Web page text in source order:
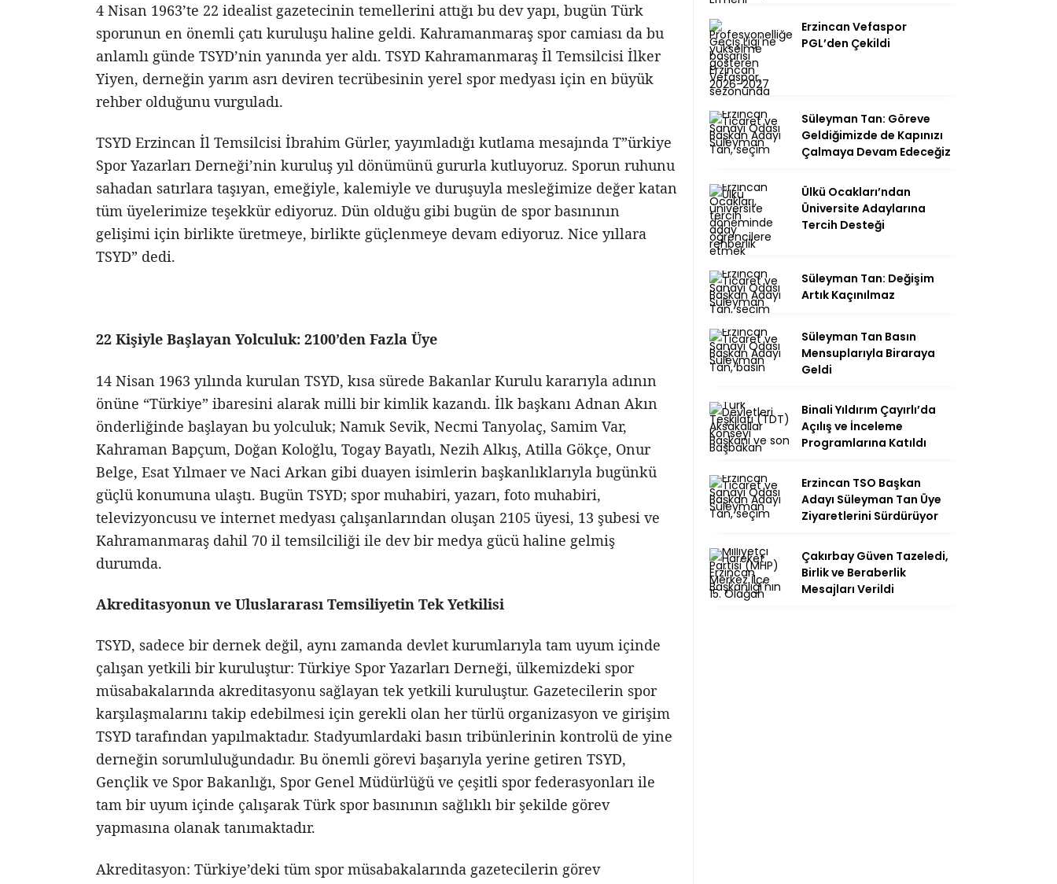
4 Nisan 1963’te 22 idealist gazetecinin temellerini attığı bu dev yapı, bugün Türk
sporunun en önemli çatı kuruluşu haline geldi. Kahramanmaraş spor camiası da bu
anlamlı günde TSYD’nin yanında yer aldı. TSYD Kahramanmaraş İl Temsilcisi İlker
Yiyen, derneğin yarım asrı deviren tecrübesinin yerel spor medyası için en büyük
rehber olduğunu vurguladı.
TSYD Erzincan İl Temsilcisi İbrahim Gürler, yayımladığı kutlama mesajında T”ürkiye
Spor Yazarları Derneği’nin kuruluş yıl dönümünü gururla kutluyoruz. Sporun ruhunu
sahadan satırlara taşıyan, emeğiyle, kalemiyle ve duruşuyla mesleğimize değer katan
tüm üyelerimize teşekkür ediyoruz. Dün olduğu gibi bugün de spor basınının
gelişimi için birlikte üretmeye, birlikte güçlenmeye devam ediyoruz. Nice yıllara
TSYD” dedi.
22 Kişiyle Başlayan Yolculuk: 2100’den Fazla Üye
14 Nisan 1963 yılında kurulan TSYD, kısa sürede Bakanlar Kurulu kararıyla adının
önüne “Türkiye” ibaresini alarak milli bir kimlik kazandı. İlk başkanı Adnan Akın
önderliğinde başlayan bu yolculuk; Namık Sevik, Necmi Tanyolaç, Samim Var,
Kahraman Bapçum, Doğan Koloğlu, Togay Bayatlı, Nezih Alkış, Atilla Gökçe, Onur
Belge, Esat Yılmaer ve Naci Arkan gibi duayen isimlerin başkanlıklarıyla bugünkü
güçlü konumuna ulaştı. Bugün TSYD; spor muhabiri, yazarı, foto muhabiri,
televizyoncusu ve internet medyası çalışanlarından oluşan 2105 üyesi, 13 şubesi ve
Kahramanmaraş dahil 70 il temsilciliği ile dev bir medya gücü haline gelmiş
durumda.
Akreditasyonun ve Uluslararası Temsiliyetin Tek Yetkilisi
TSYD, sadece bir dernek değil, aynı zamanda devlet kurumlarıyla tam uyum içinde
çalışan yetkili bir kuruluştur: Türkiye Spor Yazarları Derneği, ülkemizdeki spor
müsabakalarında akreditasyonu sağlayan tek yetkili kuruluştur. Gazetecilerin spor
karşılaşmalarını takip edebilmesi için gerekli olan her türlü organizasyon ve girişim
TSYD tarafından yapılmaktadır. Stadyumlardaki basın tribünlerinin kontrolü de yine
derneğin sorumluluğundadır. Bu önemli görevi başarıyla yerine getiren TSYD,
Gençlik ve Spor Bakanlığı, Spor Genel Müdürlüğü ve çeşitli spor federasyonları ile
tam bir uyum içinde çalışarak Türk spor basınının sağlıklı bir şekilde görev
yapmasına olanak tanımaktadır.
Akreditasyon: Türkiye’deki tüm spor müsabakalarında gazetecilerin görev
Erzincan Vefaspor
PGL’den Çekildi
Süleyman Tan: Göreve
Geldiğimizde de Kapınızı
Çalmaya Devam Edeceğiz
Ülkü Ocakları’ndan
Üniversite Adaylarına
Tercih Desteği
Süleyman Tan: Değişim
Artık Kaçınılmaz
Süleyman Tan Basın
Mensuplarıyla Biraraya
Geldi
Binali Yıldırım Çayırlı’da
Açılış ve İnceleme
Programlarına Katıldı
Erzincan TSO Başkan
Adayı Süleyman Tan Üye
Ziyaretlerini Sürdürüyor
Çakırbay Güven Tazeledi,
Birlik ve Beraberlik
Mesajları Verildi